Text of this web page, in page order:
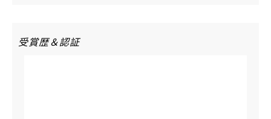
受賞歴＆認証